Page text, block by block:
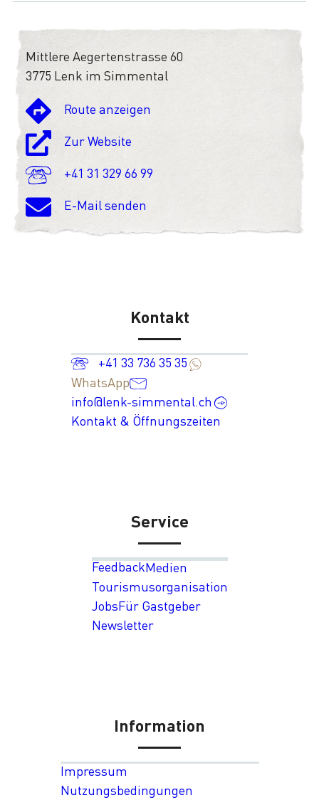
Mittlere Aegertenstrasse 60
3775 Lenk im Simmental
Route anzeigen
Zur Website
+41 31 329 66 99
E-Mail senden
Kontakt
+41 33 736 35 35
WhatsApp
info@lenk-simmental.ch
Kontakt & Öffnungszeiten
Service
FeedbackMedien
Tourismusorganisation
JobsFür Gastgeber
Newsletter
Information
Impressum
Nutzungsbedingungen